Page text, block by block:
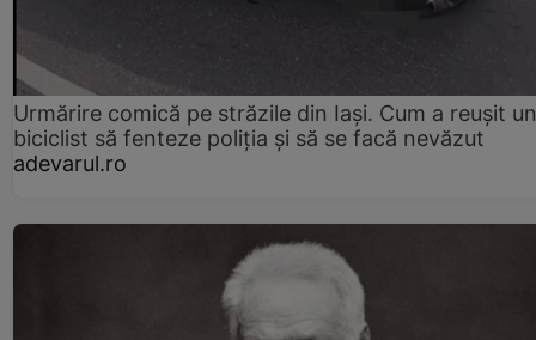
Urmărire comică pe străzile din Iași. Cum a reușit un
biciclist să fenteze poliția și să se facă nevăzut
adevarul.ro